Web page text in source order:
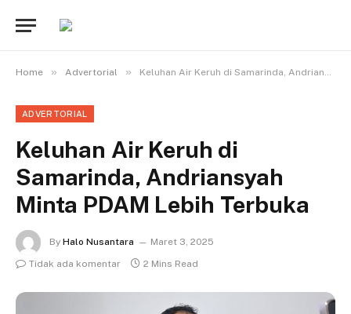
Home » Advertorial » Keluhan Air Keruh di Samarinda, Andriansyah Minta PDAM Lebih Terbuka
ADVERTORIAL
Keluhan Air Keruh di
Samarinda, Andriansyah
Minta PDAM Lebih Terbuka
By Halo Nusantara
Maret 3, 2025
Tidak ada komentar
2 Mins Read